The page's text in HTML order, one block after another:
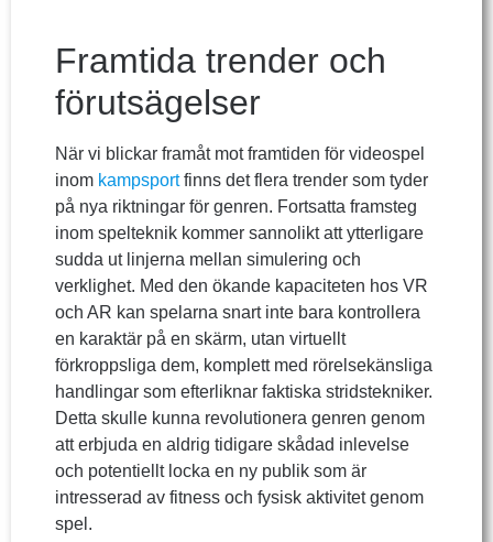
Framtida trender och
förutsägelser
När vi blickar framåt mot framtiden för videospel
inom kampsportfinns det flera trender som tyder
på nya riktningar för genren. Fortsatta framsteg
inom spelteknik kommer sannolikt att ytterligare
sudda ut linjerna mellan simulering och
verklighet. Med den ökande kapaciteten hos VR
och AR kan spelarna snart inte bara kontrollera
en karaktär på en skärm, utan virtuellt
förkroppsliga dem, komplett med rörelsekänsliga
handlingar som efterliknar faktiska stridstekniker.
Detta skulle kunna revolutionera genren genom
att erbjuda en aldrig tidigare skådad inlevelse
och potentiellt locka en ny publik som är
intresserad av fitness och fysisk aktivitet genom
spel.